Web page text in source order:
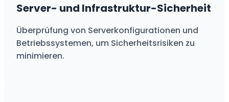
Server- und Infrastruktur-Sicherheit
Überprüfung von Serverkonfigurationen und
Betriebssystemen, um Sicherheitsrisiken zu
minimieren.